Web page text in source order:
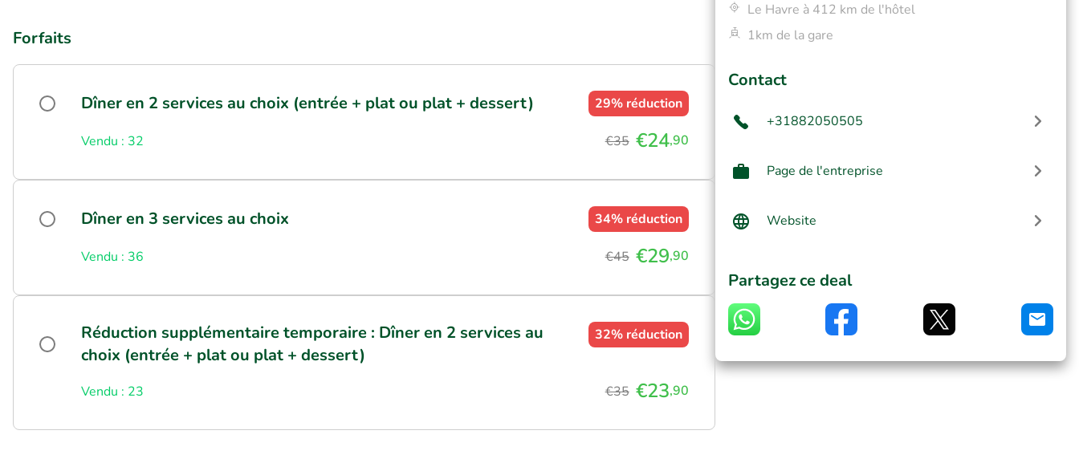
Forfaits
Dîner en 2 services au choix (entrée + plat ou plat + dessert) 29% réduction
Vendu : 32 €35 €24,90
Dîner en 3 services au choix 34% réduction
Vendu : 36 €45 €29,90
Réduction supplémentaire temporaire : Dîner en 2 services au
choix (entrée + plat ou plat + dessert)
32% réduction
Vendu : 23 €35 €23,90
Le Havre à 412 km de l'hôtel
1km de la gare
Contact
+31882050505
Page de l'entreprise
Website
Partagez ce deal